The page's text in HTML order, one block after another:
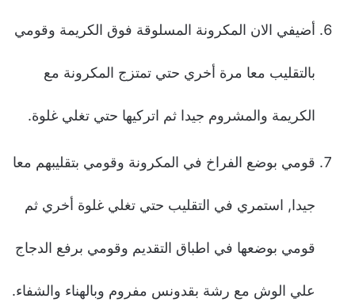
أضيفي الان المكرونة المسلوقة فوق الكريمة وقومي
بالتقليب معا مرة أخري حتي تمتزج المكرونة مع
الكريمة والمشروم جيدا ثم اتركيها حتي تغلي غلوة.
قومي بوضع الفراخ في المكرونة وقومي بتقليبهم معا
جيدا, استمري في التقليب حتي تغلي غلوة أخري ثم
قومي بوضعها في اطباق التقديم وقومي برفع الدجاج
علي الوش مع رشة بقدونس مفروم وبالهناء والشفاء.